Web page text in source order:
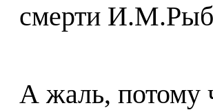
смерти
А жаль, потому